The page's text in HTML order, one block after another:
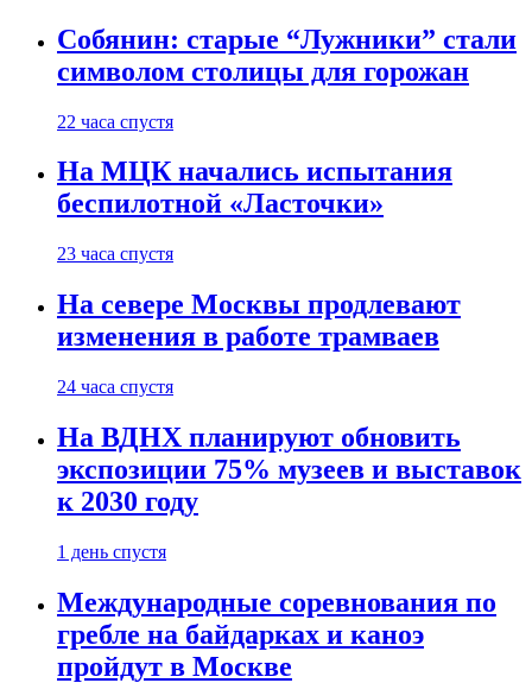
Собянин: старые “Лужники” стали
символом столицы для горожан
22 часа спустя
На МЦК начались испытания
беспилотной «Ласточки»
23 часа спустя
На севере Москвы продлевают
изменения в работе трамваев
24 часа спустя
На ВДНХ планируют обновить
экспозиции 75% музеев и выставок
к 2030 году
1 день спустя
Международные соревнования по
гребле на байдарках и каноэ
пройдут в Москве